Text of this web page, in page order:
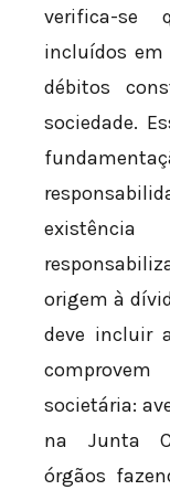
verifica-se
incluídos em
débitos
sociedade.
origem à
deve incluir
societária:
na Junta
órgãos